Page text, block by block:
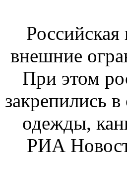
внешние
При этом
закрепились
одежды,
РИА